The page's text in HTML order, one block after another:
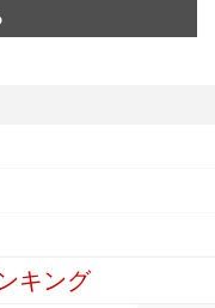
キング